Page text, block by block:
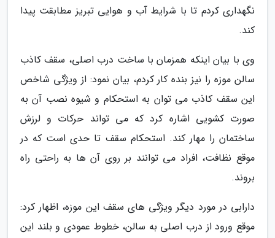
نگهداری کردم تا با شرایط آب و هوایی تبریز مطابقت پیدا
کند.
وی با بیان اینکه همزمان با ساخت درب اصلی، سقف کاذب
سالن موزه را نیز بنده کار کردم، بیان نمود: از ویژگی شاخص
این سقف کاذب می توان به استحکام و شیوه نصب آن به
صورت کشویی اشاره کرد که می تواند حرکات و لرزش
ساختمان را مهار کند. استحکام سقف تا حدی است که در
موقع نظافت، افراد می توانند بر روی آن ها به راحتی راه
بروند.
دارابی در مورد دیگر ویژگی های سقف این موزه، اظهار کرد:
موقع ورود از درب اصلی به سالن، خطوط عمودی و بلند این